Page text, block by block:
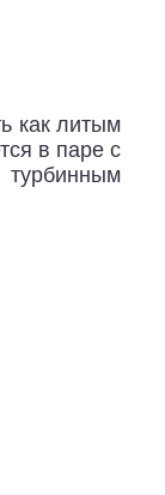
как литым
в паре с